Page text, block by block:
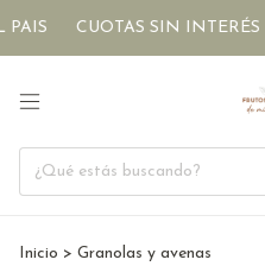
CUOTAS SIN INTERÉS
Inicio > Granolas y avenas